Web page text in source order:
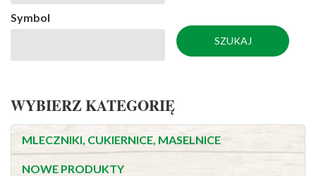
Symbol
WYBIERZ KATEGORIĘ
MLECZNIKI, CUKIERNICE, MASELNICE
NOWE PRODUKTY